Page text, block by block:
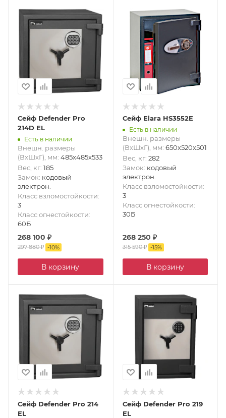
Сейф Defender Pro
214D EL
Есть в наличии
Внешн. размеры
(ВxШxГ), мм: 485x485x533
Вес, кг: 185
Замок: кодовый
электрон.
Класс взломостойкости:
3
Класс огнестойкости:
60Б
268 100 ₽
297 880₽ -10%
В корзину
Сейф Elara HS3552E
Есть в наличии
Внешн. размеры
(ВxШxГ), мм: 650x520x501
Вес, кг: 282
Замок: кодовый
электрон.
Класс взломостойкости:
3
Класс огнестойкости:
30Б
268 250 ₽
315 590₽ -15%
В корзину
Сейф Defender Pro 214
EL
Сейф Defender Pro 219
EL